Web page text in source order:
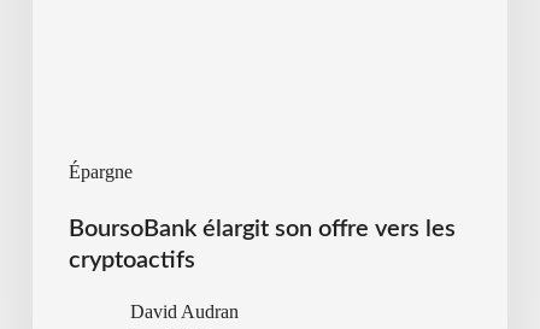
Épargne
BoursoBank élargit son offre vers les
cryptoactifs
David Audran